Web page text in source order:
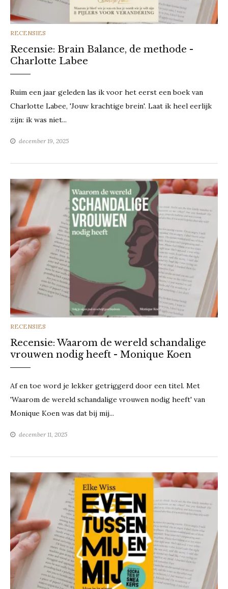
CATEGORIES
RECENSIES
Recensie: Brain Balance, de methode -
Charlotte Labee
Ruim een jaar geleden las ik voor het eerst een boek van
Charlotte Labee, 'Jouw krachtige brein'. Laat ik heel eerlijk
zijn: ik was niet...
december 19, 2025
CATEGORIES
RECENSIES
Recensie: Waarom de wereld schandalige
vrouwen nodig heeft - Monique Koen
Af en toe word je lekker getriggerd door een titel. Met
'Waarom de wereld schandalige vrouwen nodig heeft' van
Monique Koen was dat bij mij...
december 11, 2025